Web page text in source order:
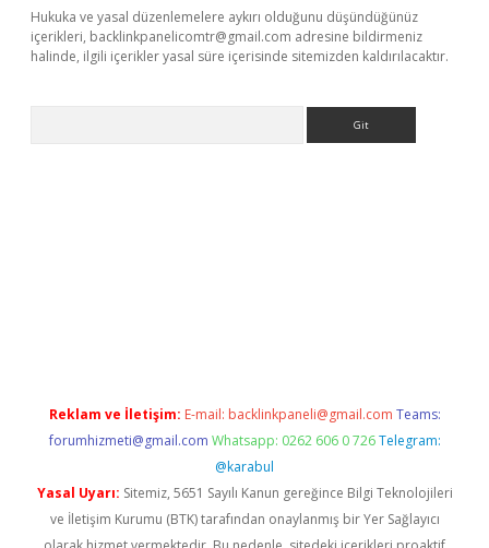
Hukuka ve yasal düzenlemelere aykırı olduğunu düşündüğünüz
içerikleri, backlinkpanelicomtr@gmail.com adresine bildirmeniz
halinde, ilgili içerikler yasal süre içerisinde sitemizden kaldırılacaktır.
Reklam ve İletişim: E-mail: backlinkpaneli@gmail.com Teams:
forumhizmeti@gmail.com Whatsapp: 0262 606 0 726 Telegram:
@karabul
Yasal Uyarı: Sitemiz, 5651 Sayılı Kanun gereğince Bilgi Teknolojileri
ve İletişim Kurumu (BTK) tarafından onaylanmış bir Yer Sağlayıcı